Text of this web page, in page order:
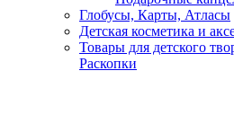
Глобусы, Карты, Атласы
Детская косметика и
Товары для детского
Раскопки